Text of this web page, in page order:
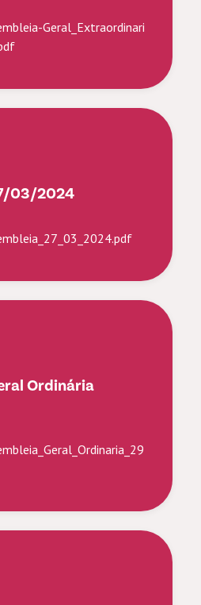
Geral_Extraordinari
03/2024
Ordinária